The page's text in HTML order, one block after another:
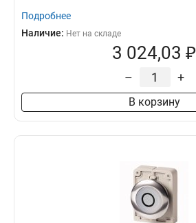
Подробнее
Наличие: Нет на складе
3 024,03 ₽
– +
В корзину